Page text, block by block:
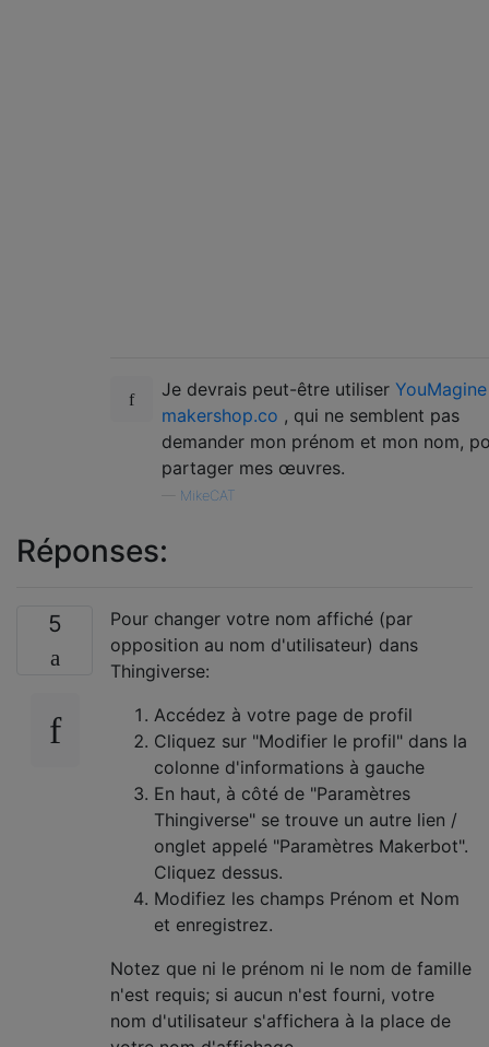
Je devrais peut-être utiliser YouMagine
makershop.co , qui ne semblent pas
demander mon prénom et mon nom,
partager mes œuvres.
MikeCAT
Réponses:
5
Pour changer votre nom affiché (par
opposition au nom d'utilisateur) dans
Thingiverse:
Accédez à votre page de profil
Cliquez sur "Modifier le profil" dans la
colonne d'informations à gauche
En haut, à côté de "Paramètres
Thingiverse" se trouve un autre lien /
onglet appelé "Paramètres Makerbot".
Cliquez dessus.
Modifiez les champs Prénom et Nom
et enregistrez.
Notez que ni le prénom ni le nom de famille
n'est requis; si aucun n'est fourni, votre
nom d'utilisateur s'affichera à la place de